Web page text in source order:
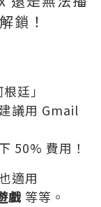
鎖！
廷」
議用 Gmail
50% 費用！
適用
戲 等等。